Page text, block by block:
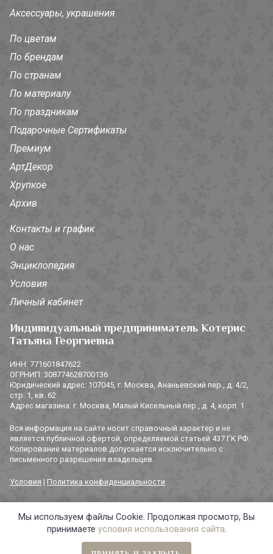
Аксессуары, украшения
По цветам
По брендам
По странам
По материалу
По праздникам
Подарочные Сертификаты
Премиум
АртДекор
Хрупкое
Архив
Контакты и график
О нас
Энциклопедия
Условия
Личный кабинет
Индивидуальный предприниматель Котерис
Татьяна Георгиевна
ИНН: 771601847622
ОГРНИП: 308774628700136
Юридический адрес: 107045, г. Москва, Ананьевский пер., д. 4/2,
стр. 1, кв. 62
Адрес магазина: г. Москва, Малый Кисельный пер., д. 4, корп. 1
Вся информация на сайте носит справочный характер и не
является публичной офертой, определяемой статьей 437 ГК РФ.
Копирование материалов допускается исключительно с
письменного разрешения владельцев.
Условия | Политика конфиденциальности
© 2014-2026 «3 СОРОКИ». Все права защищены.
Мы используем файлы Cookie. Продолжая просмотр, Вы
принимаете условия использования сайта.